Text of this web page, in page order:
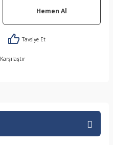
Hemen Al
Tavsiye Et
Karşılaştır